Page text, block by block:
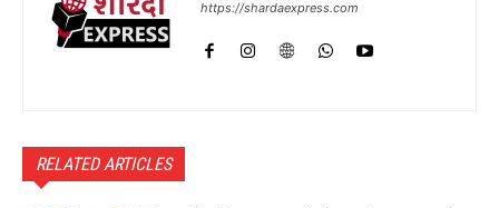
https://shardaexpress.com
RELATED ARTICLES